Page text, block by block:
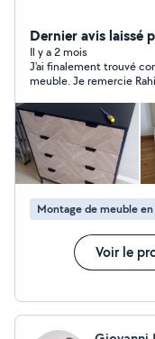
Dernier avis laissé
Il y a 2 mois
J'ai finalement trouvé
meuble. Je remercie Rahim qui m'a répondu très rapidement et
problème. Et je
Montage de meuble
Voir le